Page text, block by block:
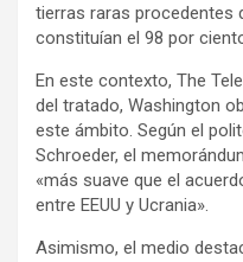
tierras raras procedentes
constituían el 98 por
En este contexto, The
del tratado, Washington
este ámbito. Según el
Schroeder, el
«más suave que el
entre EEUU y Ucrania».
Asimismo, el medio